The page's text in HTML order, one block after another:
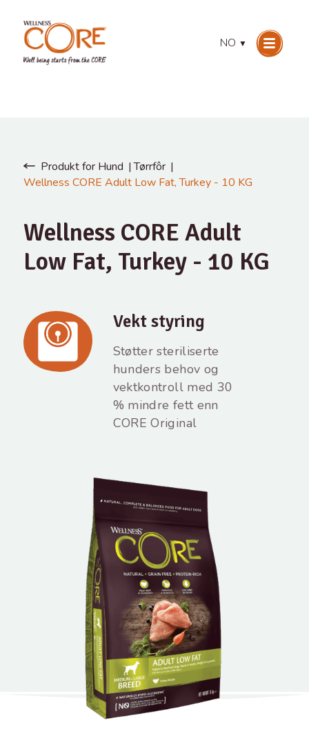
NO ▼
Produkt for Hund
Tørrfôr
Wellness CORE Adult Low Fat, Turkey - 10 KG
Wellness CORE Adult
Low Fat, Turkey - 10 KG
Vekt styring
Støtter steriliserte
hunders behov og
vektkontroll med 30
% mindre fett enn
CORE Original